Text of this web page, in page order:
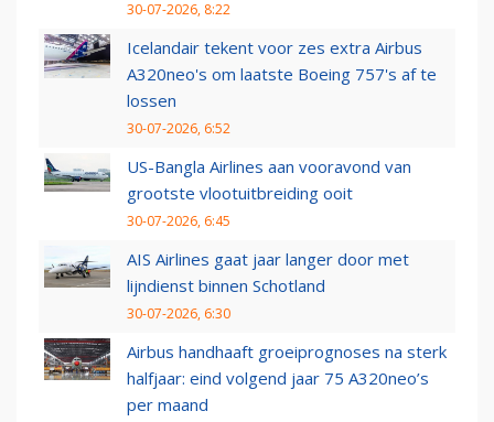
30-07-2026, 8:22
Icelandair tekent voor zes extra Airbus
A320neo's om laatste Boeing 757's af te
lossen
30-07-2026, 6:52
US-Bangla Airlines aan vooravond van
grootste vlootuitbreiding ooit
30-07-2026, 6:45
AIS Airlines gaat jaar langer door met
lijndienst binnen Schotland
30-07-2026, 6:30
Airbus handhaaft groeiprognoses na sterk
halfjaar: eind volgend jaar 75 A320neo’s
per maand